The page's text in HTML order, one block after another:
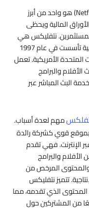
سهم نتفليكس (Netflix) هو واحد من أبرز
المالية ويحظى
نتفليكس هي
شركة ترفيهية عالمية تأسست في عام 1997
الأمريكية. تعمل
والبرامج
البث المباشر عبر
مهم لعدة أسباب.
بموقع قوي كشركة رائدة
الإنترنت. فهي تقدم
والبرامج
والمحتوى المرخص من
تتميز نتفليكس
المحتوى الذي تقدمه، مما
المشتركين حول